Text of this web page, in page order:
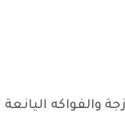
والفواكه